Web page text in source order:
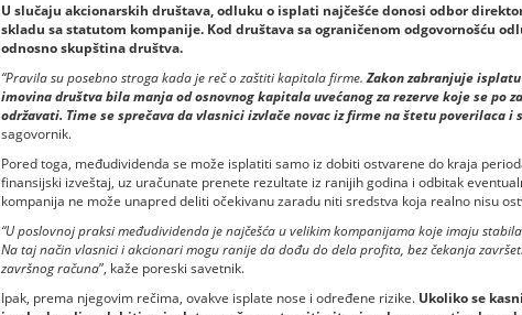
U slučaju akcionarskih društava, odluku o isplati najčešće donosi odbor
skladu sa statutom kompanije. Kod društava sa ograničenom odgovornošću
odnosno skupština društva.
“Pravila su posebno stroga kada je reč o zaštiti kapitala firme.Zakon zabranjuje
imovina društva bila manja od osnovnog kapitala uvećanog za rezerve koje se po
održavati. Time se sprečava da vlasnici izvlače novac iz firme na štetu poverilaca
sagovornik.
Pored toga, međudividenda se može isplatiti samo iz dobiti ostvarene do kraja
finansijski izveštaj, uz uračunate prenete rezultate iz ranijih godina i odbitak
kompanija ne može unapred deliti očekivanu zaradu niti sredstva koja realno nisu
“U poslovnoj praksi međudividenda je najčešća u velikim kompanijama koje imaju
Na taj način vlasnici i akcionari mogu ranije da dođu do dela profita, bez čekanja
završnog računa”, kaže poreski savetnik.
Ipak, prema njegovim rečima, ovakve isplate nose i određene rizike. Ukoliko se